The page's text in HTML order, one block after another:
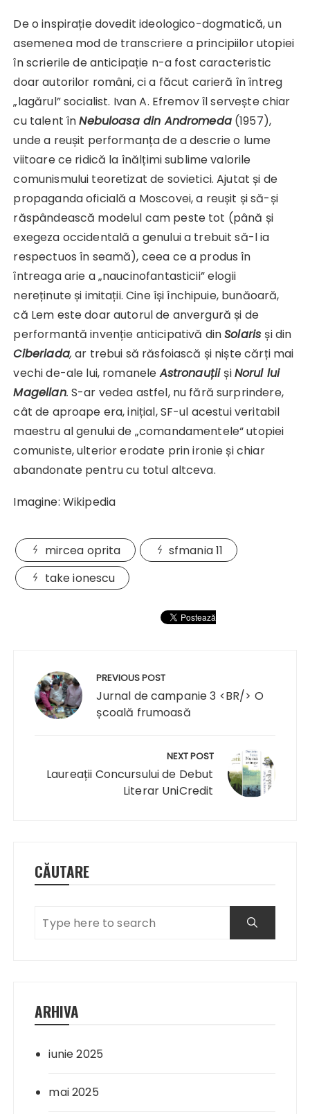
De o inspirație dovedit ideologico-dogmatică, un
asemenea mod de transcriere a principiilor utopiei
în scrierile de anticipație n-a fost caracteristic
doar autorilor români, ci a făcut carieră în întreg
„lagărul” socialist. Ivan A. Efremov îl servește chiar
cu talent înNebuloasa din Andromeda(1957),
unde a reușit performanța de a descrie o lume
viitoare ce ridică la înălțimi sublime valorile
comunismului teoretizat de sovietici. Ajutat și de
propaganda oficială a Moscovei, a reușit și să-și
răspândească modelul cam peste tot (până și
exegeza occidentală a genului a trebuit să-l ia
respectuos în seamă), ceea ce a produs în
întreaga arie a „naucinofantasticii” elogii
nereținute și imitații. Cine își închipuie, bunăoară,
că Lem este doar autorul de anvergură și de
performantă invenție anticipativă dinSolaris și din
Ciberiada, ar trebui să răsfoiască și niște cărți mai
vechi de-ale lui, romaneleAstronauții șiNorul lui
Magellan. S-ar vedea astfel, nu fără surprindere,
cât de aproape era, inițial, SF-ul acestui veritabil
maestru al genului de „comandamentele“ utopiei
comuniste, ulterior erodate prin ironie și chiar
abandonate pentru cu totul altceva.
Imagine: Wikipedia
mircea oprita
sfmania 11
take ionescu
articole
PREVIOUS POST
Jurnal de campanie 3 <BR/> O
școală frumoasă
NEXT POST
Laureații Concursului de Debut
Literar UniCredit
CĂUTARE
ARHIVA
iunie 2025
mai 2025